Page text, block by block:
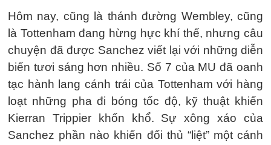
Hôm nay, cũng là thánh đường Wembley, cũng
là Tottenham đang hừng hực khí thế, nhưng câu
chuyện đã được Sanchez viết lại với những diễn
biến tươi sáng hơn nhiều. Số 7 của MU đã oanh
tạc hành lang cánh trái của Tottenham với hàng
loạt những pha đi bóng tốc độ, kỹ thuật khiến
Kierran Trippier khốn khổ. Sự xông xáo của
Sanchez phần nào khiến đối thủ “liệt” một cánh